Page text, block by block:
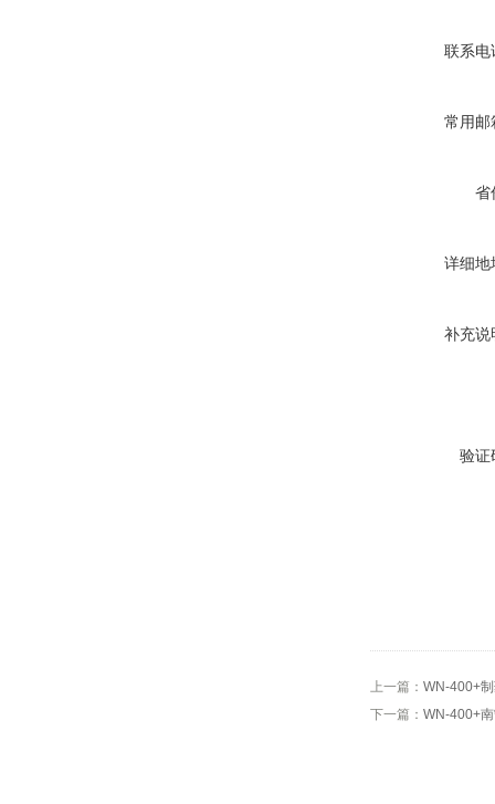
联系电
常用邮
省
详细地
补充说
验证
上一篇： WN-400+
下一篇： WN-400+